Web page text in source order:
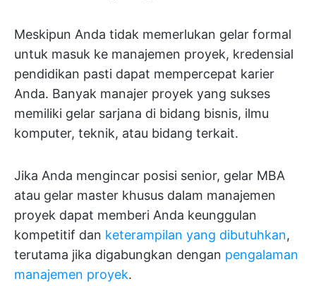
Meskipun Anda tidak memerlukan gelar formal
untuk masuk ke manajemen proyek, kredensial
pendidikan pasti dapat mempercepat karier
Anda. Banyak manajer proyek yang sukses
memiliki gelar sarjana di bidang bisnis, ilmu
komputer, teknik, atau bidang terkait.
Jika Anda mengincar posisi senior, gelar MBA
atau gelar master khusus dalam manajemen
proyek dapat memberi Anda keunggulan
kompetitif dan keterampilan yang dibutuhkan,
terutama jika digabungkan dengan pengalaman
manajemen proyek.